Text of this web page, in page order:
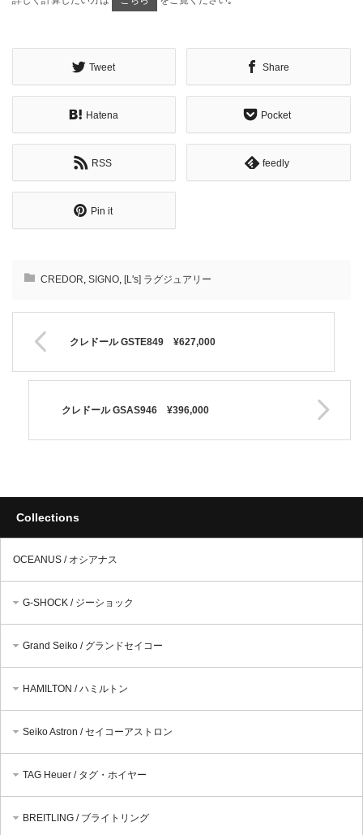
Tweet Share
Hatena Pocket
RSS feedly
Pin it
CREDOR, SIGNO, [L's] ラグジュアリー
クレドール GSTE849 ¥627,000
クレドール GSAS946 ¥396,000
Collections
OCEANUS / オシアナス
G-SHOCK / ジーショック
Grand Seiko / グランドセイコー
HAMILTON / ハミルトン
Seiko Astron / セイコーアストロン
TAG Heuer / タグ・ホイヤー
BREITLING / ブライトリング